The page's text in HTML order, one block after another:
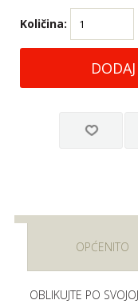
Količina:
OPĆENITO
OBLIKUJTE PO